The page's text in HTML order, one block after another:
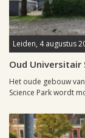
Leiden, 4 augustus
Oud
Het oude gebouw
Science Park wordt